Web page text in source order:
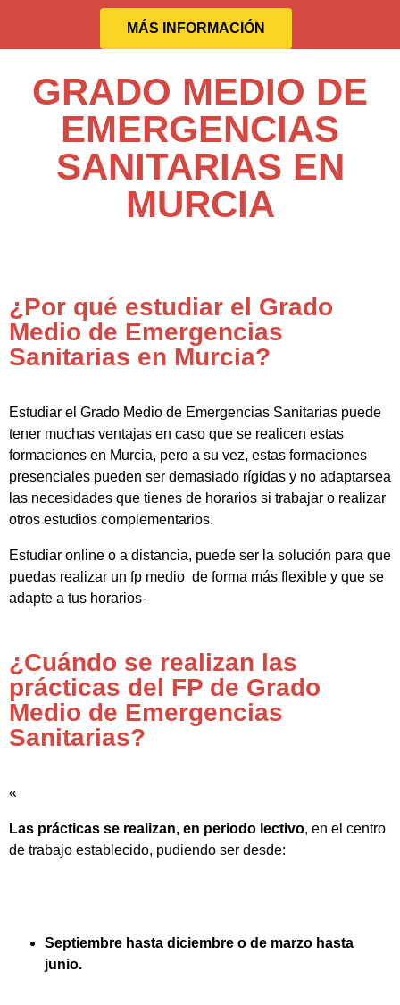
MÁS INFORMACIÓN
GRADO MEDIO DE
EMERGENCIAS
SANITARIAS EN
MURCIA
¿Por qué estudiar el Grado
Medio de Emergencias
Sanitarias en Murcia?
Estudiar el Grado Medio de Emergencias Sanitarias puede
tener muchas ventajas en caso que se realicen estas
formaciones en Murcia, pero a su vez, estas formaciones
presenciales pueden ser demasiado rígidas y no adaptarsea
las necesidades que tienes de horarios si trabajar o realizar
otros estudios complementarios.
Estudiar online o a distancia, puede ser la solución para que
puedas realizar un fp medio de forma más flexible y que se
adapte a tus horarios-
¿Cuándo se realizan las
prácticas del FP de Grado
Medio de Emergencias
Sanitarias?
«
Las prácticas se realizan, en periodo lectivo, en el centro
de trabajo establecido, pudiendo ser desde:
Septiembre hasta diciembre o de marzo hasta
junio.